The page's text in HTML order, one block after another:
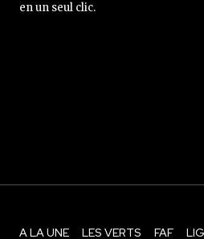
en un seul clic.
A LA UNE LES VERTS FAF